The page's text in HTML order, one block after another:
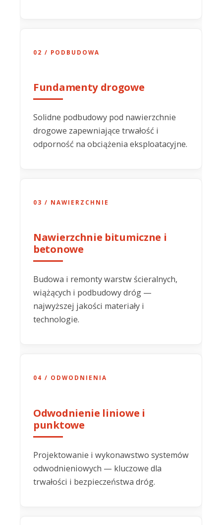
02 / PODBUDOWA
Fundamenty drogowe
Solidne podbudowy pod nawierzchnie
drogowe zapewniające trwałość i
odporność na obciążenia eksploatacyjne.
03 / NAWIERZCHNIE
Nawierzchnie bitumiczne i
betonowe
Budowa i remonty warstw ścieralnych,
wiążących i podbudowy dróg —
najwyższej jakości materiały i
technologie.
04 / ODWODNIENIA
Odwodnienie liniowe i
punktowe
Projektowanie i wykonawstwo systemów
odwodnieniowych — kluczowe dla
trwałości i bezpieczeństwa dróg.